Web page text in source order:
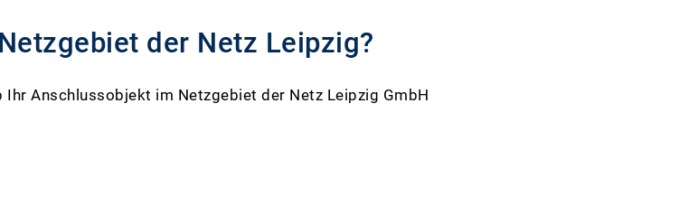
der Netz Leipzig?
Anschlussobjekt im Netzgebiet der Netz Leipzig GmbH